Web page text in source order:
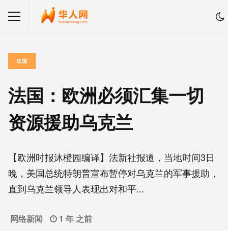
法国
法国：欧洲必须汇集一切
资源援助乌克兰
【欧洲时报沐橙园编译】法新社报道，当地时间3日
晚，美国总统特朗普宣布暂停对乌克兰的军事援助，
直到乌克兰领导人表现出对和平...
网络新闻 1 年 之前